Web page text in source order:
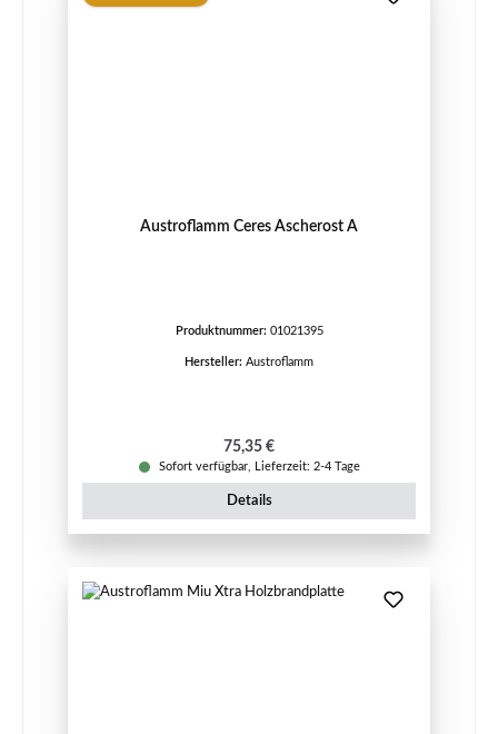
Austroflamm Ceres Ascherost A
Produktnummer: 01021395
Hersteller: Austroflamm
Regulärer Preis:
75,35 €
Sofort verfügbar, Lieferzeit: 2-4 Tage
Details